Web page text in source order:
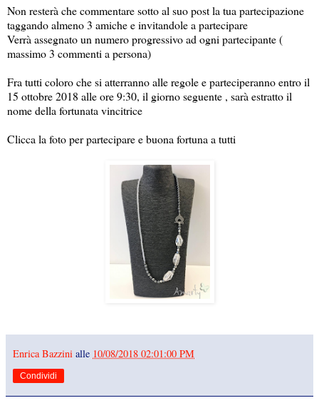
Non resterà che commentare sotto al suo post la tua partecipazione
taggando almeno 3 amiche e invitandole a partecipare
Verrà assegnato un numero progressivo ad ogni partecipante (
massimo 3 commenti a persona)
Fra tutti coloro che si atterranno alle regole e parteciperanno entro il
15 ottobre 2018 alle ore 9:30, il giorno seguente , sarà estratto il
nome della fortunata vincitrice
Clicca la foto per partecipare e buona fortuna a tutti
Enrica Bazzini alle 10/08/2018 02:01:00 PM
Condividi